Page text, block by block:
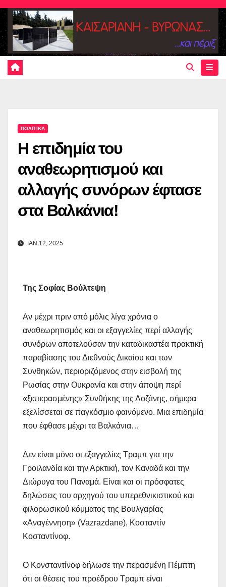
Skip
content
ΠΟΛΙΤΙΚΑ
Η επιδημία του
αναθεωρητισμού και
αλλαγής συνόρων έφτασε
στα Βαλκάνια!
ΙΑΝ 12, 2025
Της Σοφίας Βούλτεψη
Αν μέχρι πριν από μόλις λίγα χρόνια ο
αναθεωρητισμός και οι εξαγγελίες περί αλλαγής
συνόρων αποτελούσαν την καταδικαστέα πρακτική
παραβίασης του Διεθνούς Δικαίου και των
Συνθηκών, περιοριζόμενος στην εισβολή της
Ρωσίας στην Ουκρανία και στην άποψη περί
«ξεπερασμένης» Συνθήκης της Λοζάνης, σήμερα
εξελίσσεται σε παγκόσμιο φαινόμενο. Μια επιδημία
που έφθασε μέχρι τα Βαλκάνια…
Δεν είναι μόνο οι εξαγγελίες Τραμπ για την
Γροιλανδία και την Αρκτική, τον Καναδά και την
Διώρυγα του Παναμά. Είναι και οι πρόσφατες
δηλώσεις του αρχηγού του υπερεθνικιστικού και
φιλορωσικού κόμματος της Βουλγαρίας
«Αναγέννηση» (Vazrazdane), Κοσταντίν
Κοσταντίνοφ.
Ο Κονσταντίνοφ δήλωσε την περασμένη Πέμπτη
ότι οι θέσεις του προέδρου Τραμπ είναι